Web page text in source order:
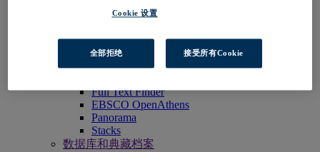
EBSCO发现服务
EBSCO 移动应用程序
EBSCOadmin
EBSCOhost研究平台
Full Text Finder
EBSCO OpenAthens
Panorama
Stacks
数据库和典藏档案
Cookie 设置
全部拒绝 接受所有Cookie